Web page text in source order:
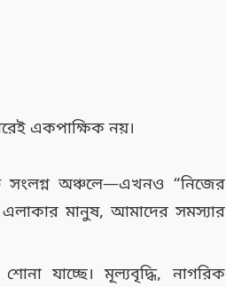
একপাক্ষিক নয়।
সংলগ্ন অঞ্চলে—এখনও “নিজের
মানুষ, আমাদের সমস্যার
যাচ্ছে। মূল্যবৃদ্ধি, নাগরিক